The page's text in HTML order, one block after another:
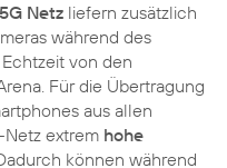
5G Netz liefern zusätzlich
während des
von den
Für die Übertragung
aus allen
extrem hohe
können während